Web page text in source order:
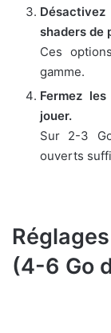
shaders de
Ces
gamme.
Fermez
jouer.
Sur 2-3
ouverts
(4-6 Go